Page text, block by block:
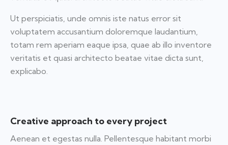
Ut perspiciatis, unde omnis iste natus error sit
voluptatem accusantium doloremque laudantium,
totam rem aperiam eaque ipsa, quae ab illo inventore
veritatis et quasi architecto beatae vitae dicta sunt,
explicabo.
Creative approach to every project
Aenean et egestas nulla. Pellentesque habitant morbi